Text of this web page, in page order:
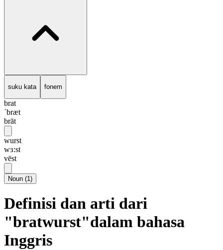
suku kata fonem
brat
ˈbræt
brāt
wurst
wɜ:st
vēst
Noun (1)
Definisi dan arti dari
"bratwurst"dalam bahasa
Inggris